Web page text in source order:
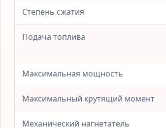
Степень сжатия
Подача топлива
Максимальная мощность
Максимальный крутящий момент
Механический нагнетатель